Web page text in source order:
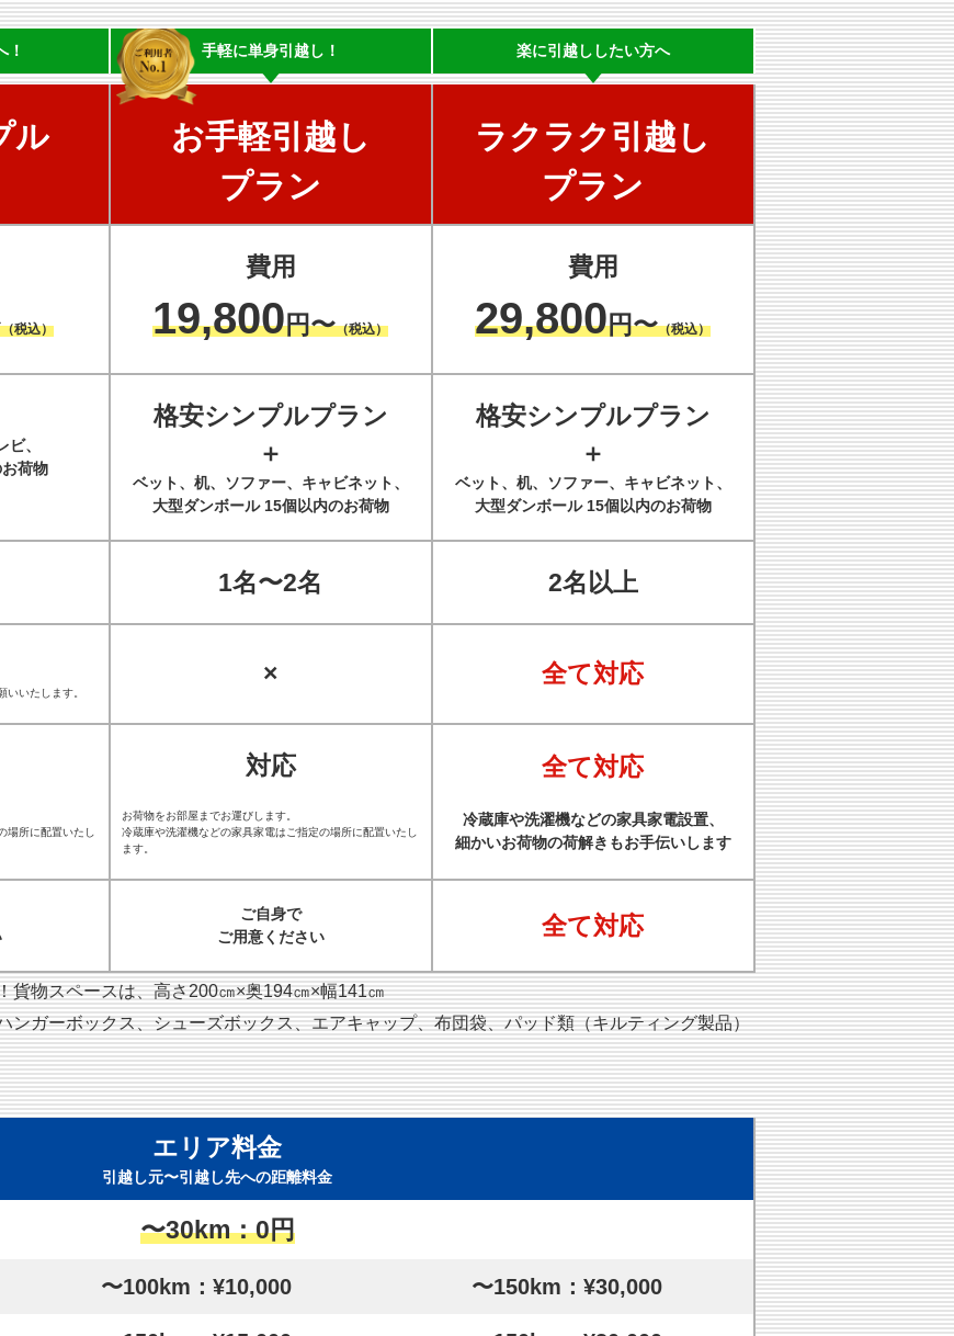
！ 手軽に単身引越し！ 楽に引越ししたい方へ
ル
お手軽引越し
プラン
ラクラク 引越し
プラン
（税込）
費用
19,800円〜（税込）
費用
29,800円〜（税込）
、
荷物
格安シンプルプラン
＋
ベット、机、ソファー、キャビネット、
大型ダンボール 15個以内のお荷物
格安シンプルプラン
＋
ベット、机、ソファー、キャビネット、
大型ダンボール 15個以内のお荷物
1名〜2名 2名以上
いたします。
× 全て対応
所に配置いたし
対応
お荷物をお部屋までお運びします。
冷蔵庫や洗濯機などの家具家電はご指定の場所に配置いたし
ます。
全て対応
冷蔵庫や洗濯機などの家具家電設置、
細かいお荷物の荷解きもお手伝いします
ご自身で
ご用意ください
全て対応
物スペースは、高さ200㎝×奥194㎝×幅141㎝
ガーボックス、シューズボックス、エアキャップ、布団袋、パッド類（キルティング製品）
エリア料金
引越し元〜引越し先への距離料金
〜30km：0円
〜100km：¥10,000 〜150km：¥30,000